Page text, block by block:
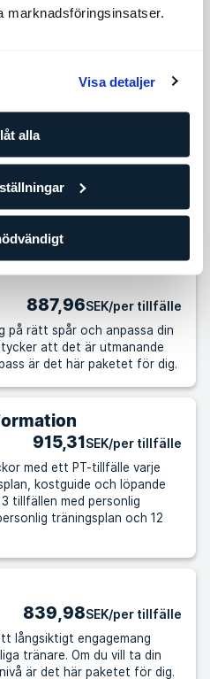
marknadsföringsinsatser.
Visa detaljer
alla
är det här paketet för
887,96SEK/per tillfälle
på rätt spår och anpassa din
är det här paketet för dig.
915,31SEK/per tillfälle
med ett PT-tillfälle varje
kostguide och löpande
tillfällen med personlig
träningsplan och 12
839,98SEK/per tillfälle
långsiktigt engagemang
du vill ta din
är det här paketet för dig.